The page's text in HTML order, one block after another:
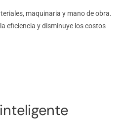
maquinaria y mano de obra.
eficiencia y disminuye los costos